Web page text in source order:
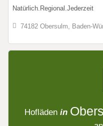
Natürlich.Regional.Jederzeit
74182 Obersulm, Baden-
Hofläden in